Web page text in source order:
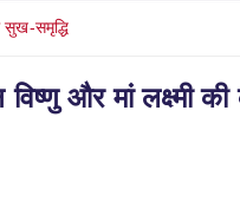
सुख-समृद्धि
और मां लक्ष्मी